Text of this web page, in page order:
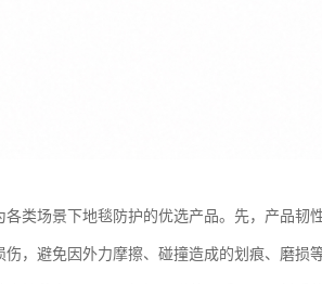
类场景下地毯防护的优选产品。先，产品韧
，避免因外力摩擦、碰撞造成的划痕、磨损